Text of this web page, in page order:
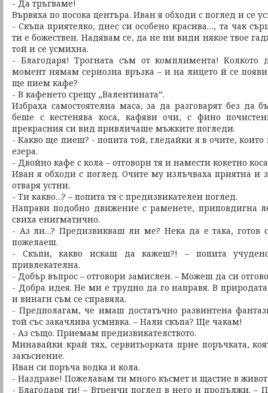
- Да тръгваме!
Вървяха по посока центъра. Иван я обходи с поглед и се
- Скъпа приятелко, днес си особено красива…, та чак
ти е божествен. Надявам се, да не ни види някое твое
той и се усмихна.
- Благодаря! Трогната съм от комплимента! Колкото
момент нямам сериозна връзка – и на лицето й се
ще пием кафе?
- В кафенето срещу „Валентината”.
Избраха самостоятелна маса, за да разговарят без да
беше с кестенява коса, кафяви очи, с фино
прекрасния си вид привличаше мъжките погледи.
- Какво ще пиеш? - попита той, гледайки я в очите,
езера.
- Двойно кафе с кола – отговори тя и намести кокетно
Иван я обходи с поглед. Очите му излъчваха приятна и
отваря устни.
- Ти какво…? – попита тя с предизвикателен поглед.
Направи подобно движение с раменете, приповдигна
свиха енигматично.
- Аз ли…? Предизвикваш ли ме? Нека да е така, готов
пожелаеш.
- Скъпи, какво искаш да кажеш?! – попита
привлекателна.
- Добър въпрос – отговори замислен. – Можеш да си
- Добра идея. Не ми е трудно да го направя. В
и винаги съм се справяла.
- Предполагам, че имаш достатъчно развинтена
той със закачлива усмивка. – Нали скъпа? Ще чакам!
- Аз също. Приемам предизвикателството.
Минавайки край тях, сервитьорката прие поръчката,
закъснение.
Иван си поръча водка и кола.
- Наздраве! Пожелавам ти много късмет и щастие в
- Благодаря ти! – Втренчи поглед в него и продължи. –